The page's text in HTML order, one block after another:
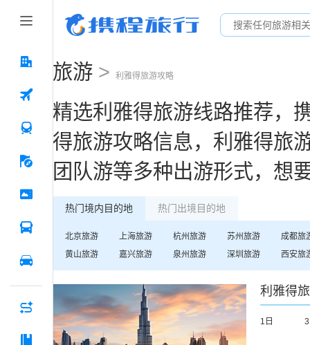
旅游 > 利雅得旅游攻略
精选利雅得旅游线路推荐，
得旅游攻略信息， 利雅得旅
团队游等多种出游形式，想
热门境内目的地 热门出境目的地
北京旅游 上海旅游 杭州旅游 苏州旅游 成都旅
黄山旅游 嘉兴旅游 泉州旅游 深圳 旅游 西安旅
利雅得
1日